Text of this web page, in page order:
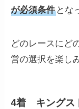
が必須条件 とな
どのレースにど
営の選択を楽し
4着 キングス